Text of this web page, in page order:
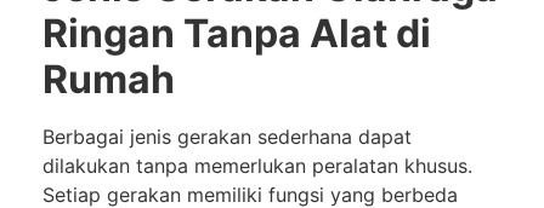
Ringan Tanpa Alat di
Rumah
Berbagai jenis gerakan sederhana dapat
dilakukan tanpa memerlukan peralatan khusus.
Setiap gerakan memiliki fungsi yang berbeda